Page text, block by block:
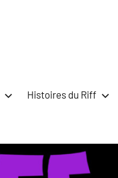
Histoires du Riff